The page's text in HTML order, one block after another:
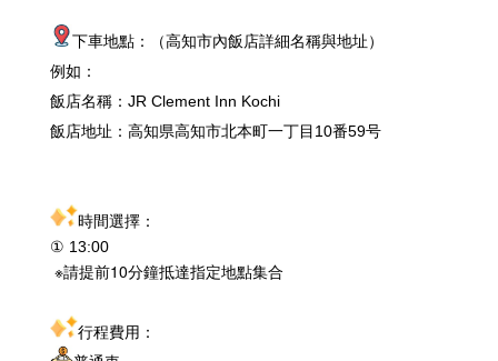
下車地點：（高知市內飯店詳細名稱與地址）
例如：
飯店名稱：JR Clement Inn Kochi
飯店地址：高知県高知市北本町一丁目10番59号
時間選擇：
① 13:00
※請提前10分鐘抵達指定地點集合
行程費用：